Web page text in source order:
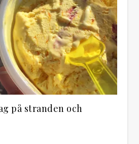
på stranden och